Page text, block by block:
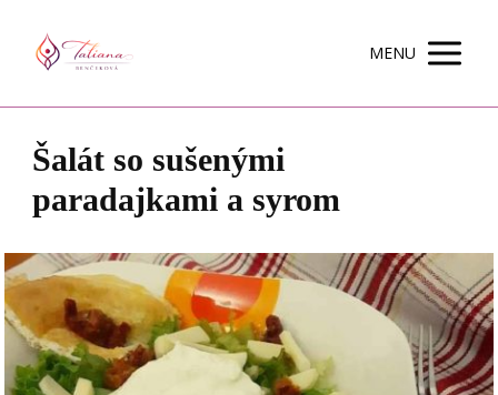
MENU
Šalát so sušenými
paradajkami a syrom